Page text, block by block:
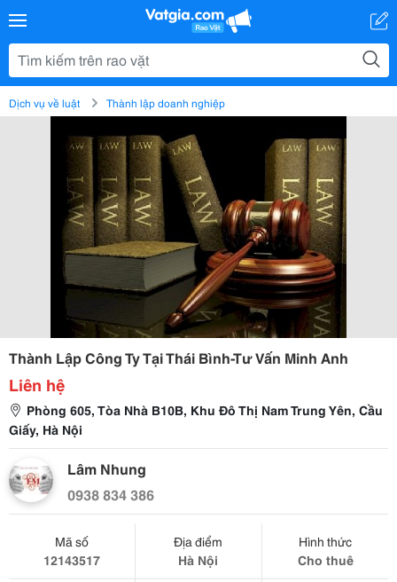
Dịch vụ về luật Thành lập doanh nghiệp
Thành Lập Công Ty Tại Thái Bình-Tư Vấn Minh Anh
Liên hệ
Phòng 605, Tòa Nhà B10B, Khu Đô Thị Nam Trung Yên, Cầu
Giấy, Hà Nội
Lâm Nhung
0938 834 386
Mã số
12143517
Địa điểm
Hà Nội
Hình thức
Cho thuê